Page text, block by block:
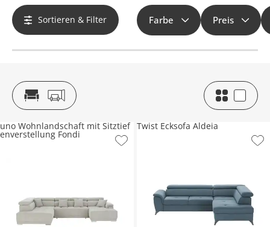
Sortieren & Filter Farbe Preis
uno Wohnlandschaft mit Sitztief
enverstellung Fondi
Twist Ecksofa Aldeia